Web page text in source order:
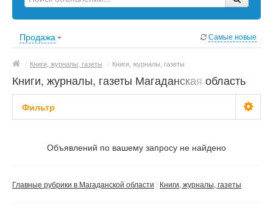
Оборудование
Продажа Самые новые
/ Книги, журналы, газеты / Книги, журналы, газеты
Книги, журналы, газеты Магаданская область
Фильтр
Не важно
Частные
Объявлений по вашему запросу не найдено
Главные рубрики в Магаданской области Книги, журналы, газеты